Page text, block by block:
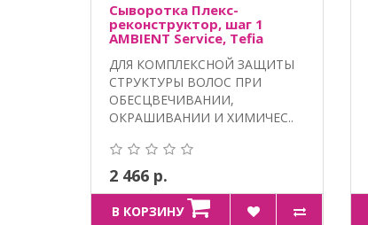
Сыворотка Плекс-
реконструктор, шаг 1
AMBIENT Service, Tefia
ДЛЯ КОМПЛЕКСНОЙ ЗАЩИТЫ
СТРУКТУРЫ ВОЛОС ПРИ
ОБЕСЦВЕЧИВАНИИ,
ОКРАШИВАНИИ И ХИМИЧЕС..
2 466 р.
В КОРЗИНУ